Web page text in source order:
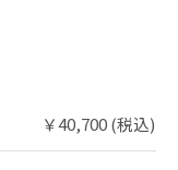
￥40,700 (税込)